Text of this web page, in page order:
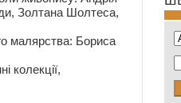
Золтана Шолтеса,
малярства: Бориса
колекції,